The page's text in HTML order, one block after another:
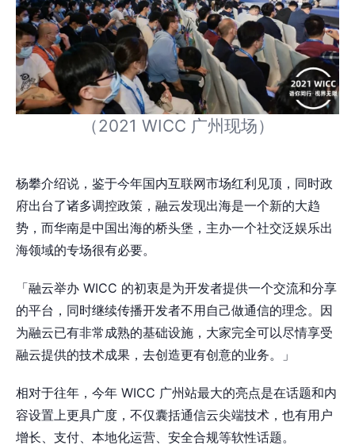
（2021 WICC 广州现场）
杨攀介绍说，鉴于今年国内互联网市场红利见顶，同时政
府出台了诸多调控政策，融云发现出海是一个新的大趋
势，而华南是中国出海的桥头堡，主办一个社交泛娱乐出
海领域的专场很有必要。
「融云举办 WICC 的初衷是为开发者提供一个交流和分享
的平台，同时继续传播开发者不用自己做通信的理念。因
为融云已有非常成熟的基础设施，大家完全可以尽情享受
融云提供的技术成果，去创造更有创意的业务。」
相对于往年，今年 WICC 广州站最大的亮点是在话题和内
容设置上更具广度，不仅囊括通信云尖端技术，也有用户
增长、支付、本地化运营、安全合规等软性话题。